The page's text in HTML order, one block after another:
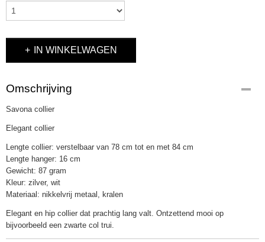
IN WINKELWAGEN
Omschrijving
Savona collier
Elegant collier
Lengte collier: verstelbaar van 78 cm tot en met 84 cm
Lengte hanger: 16 cm
Gewicht: 87 gram
Kleur: zilver, wit
Materiaal: nikkelvrij metaal, kralen
Elegant en hip collier dat prachtig lang valt. Ontzettend mooi op
bijvoorbeeld een zwarte col trui.